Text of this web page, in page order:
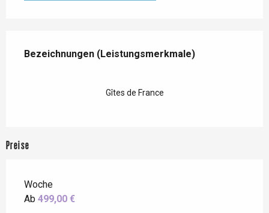
Bezeichnungen (Leistungsmerkmale)
Bezeichnungen (Leistungsmerkmale)
Gîtes de France
Preise
Woche
Ab 499,00 €